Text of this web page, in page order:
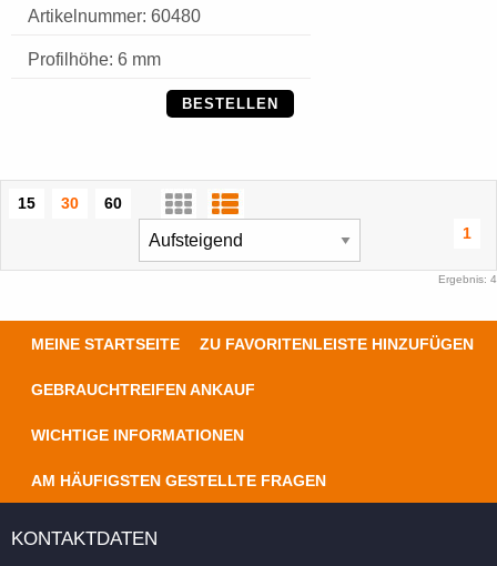
Artikelnummer: 60480
Profilhöhe: 6 mm
BESTELLEN
15 30
60
1
Ergebnis: 4
MEINE STARTSEITE ZU FAVORITENLEISTE HINZUFÜGEN
GEBRAUCHTREIFEN ANKAUF
WICHTIGE INFORMATIONEN
AM HÄUFIGSTEN GESTELLTE FRAGEN
KONTAKTDATEN